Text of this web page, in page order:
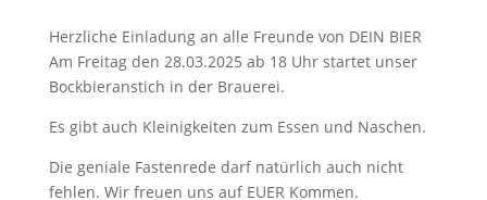
Herzliche Einladung an alle Freunde von DEIN BIER
Am Freitag den 28.03.2025 ab 18 Uhr startet unser
Bockbieranstich in der Brauerei.
Es gibt auch Kleinigkeiten zum Essen und Naschen.
Die geniale Fastenrede darf natürlich auch nicht
fehlen. Wir freuen uns auf EUER Kommen.